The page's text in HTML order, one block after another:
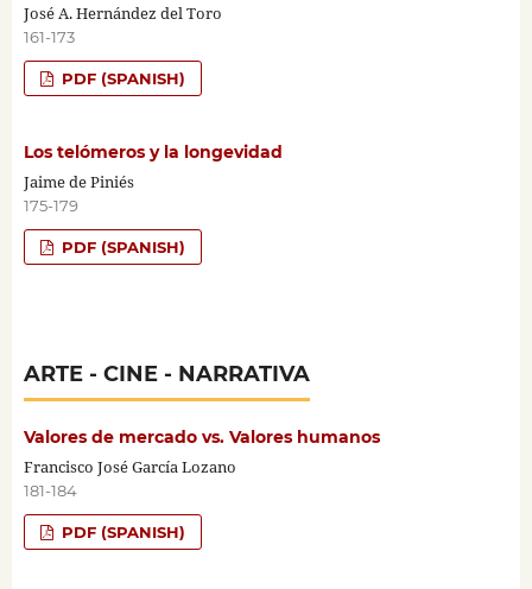
José A. Hernández del Toro
161-173
PDF (SPANISH)
Los telómeros y la longevidad
Jaime de Piniés
175-179
PDF (SPANISH)
ARTE - CINE - NARRATIVA
Valores de mercado vs. Valores humanos
Francisco José García Lozano
181-184
PDF (SPANISH)